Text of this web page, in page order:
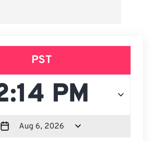
PST